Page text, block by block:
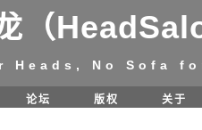
（
Heads, No Sofa
论坛 版权
关于